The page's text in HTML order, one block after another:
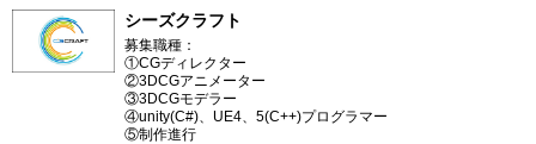
シーズクラフト
募集職種：
①CGディレクター
②3DCGアニメーター
③3DCGモデラー
④unity(C#)、UE4、5(C++)プログラマー
⑤制作進行